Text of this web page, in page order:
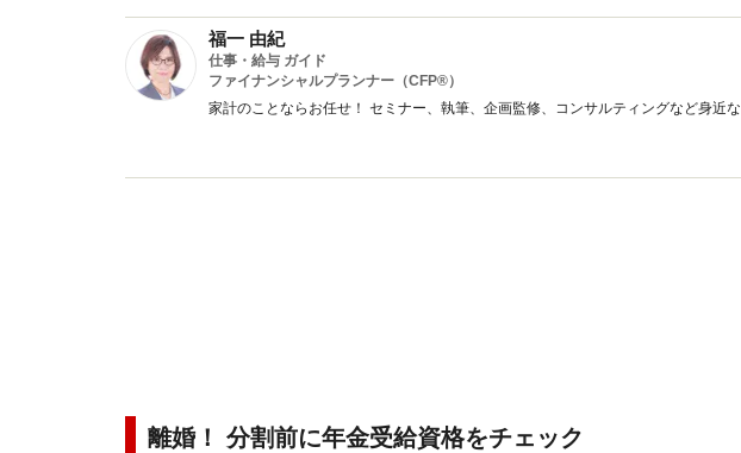
福一 由紀
仕事・給与 ガイド
ファイナンシャルプランナー（CFP®）
家計のことならお任せ！ セミナー、執筆、企画監修、コンサルティングなど身近
離婚！ 分割前に年金受給資格をチェック